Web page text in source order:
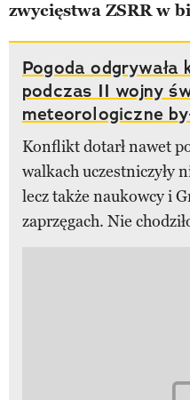
zwycięstwa ZSRR w
Pogoda odgrywała
podczas II wojny
meteorologiczne
Konflikt dotarł nawet
walkach uczestniczyły
lecz także naukowcy i
zaprzęgach. Nie